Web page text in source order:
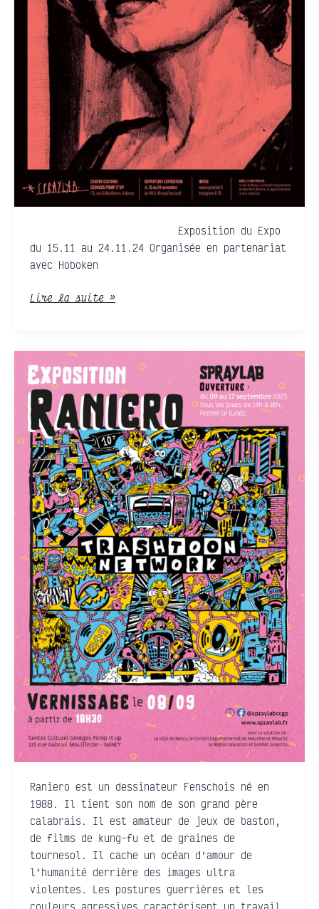
Exposition du Expo
du 15.11 au 24.11.24 Organisée en partenariat
avec Hoboken
Lire la suite »
Raniero est un dessinateur Fenschois né en
1988. Il tient son nom de son grand père
calabrais. Il est amateur de jeux de baston,
de films de kung-fu et de graines de
tournesol. Il cache un océan d’amour de
l’humanité derrière des images ultra
violentes. Les postures guerrières et les
couleurs agressives caractérisent un travail
Exposition
de
RANIERO